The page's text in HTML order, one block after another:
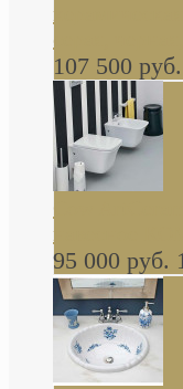
серая,
107 500 руб.
навесное
95 000 руб.